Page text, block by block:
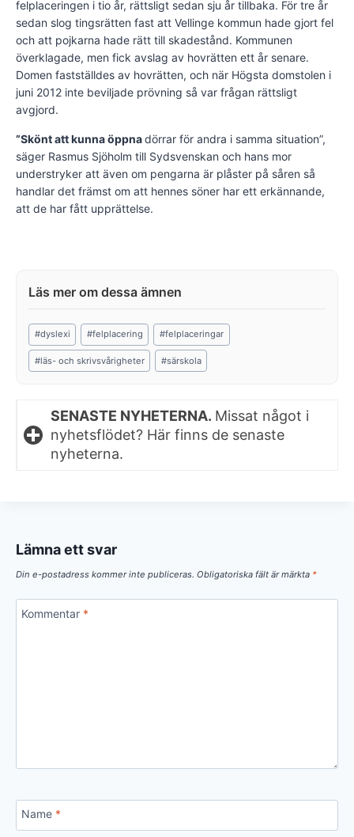
felplaceringen i tio år, rättsligt sedan sju år tillbaka. För tre år
sedan slog tingsrätten fast att Vellinge kommun hade gjort fel
och att pojkarna hade rätt till skadestånd. Kommunen
överklagade, men fick avslag av hovrätten ett år senare.
Domen fastställdes av hovrätten, och när Högsta domstolen i
juni 2012 inte beviljade prövning så var frågan rättsligt
avgjord.
”Skönt att kunna öppnadörrar för andra i samma situation”,
säger Rasmus Sjöholm till Sydsvenskan och hans mor
understryker att även om pengarna är plåster på såren så
handlar det främst om att hennes söner har ett erkännande,
att de har fått upprättelse.
Post
Tags:
#dyslexi #felplacering #felplaceringar
#läs- och skrivsvårigheter #särskola
SENASTE NYHETERNA. Missat något i
nyhetsflödet? Här finns de senaste
nyheterna.
Lämna ett svar
Din e-postadress kommer inte publiceras. Obligatoriska fält är märkta *
Kommentar *
Name *